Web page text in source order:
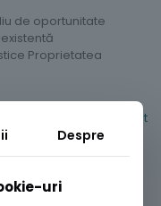
de oportunitate
Proprietatea
Citește mai mult
Despre
uri